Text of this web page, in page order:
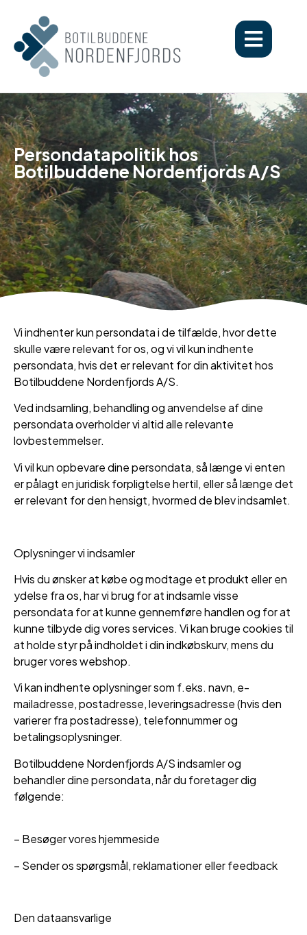
Persondatapolitik hos
Botilbuddene Nordenfjords A/S
Vi indhenter kun persondata i de tilfælde, hvor dette
skulle være relevant for os, og vi vil kun indhente
persondata, hvis det er relevant for din aktivitet hos
Botilbuddene Nordenfjords A/S.
Ved indsamling, behandling og anvendelse af dine
persondata overholder vi altid alle relevante
lovbestemmelser.
Vi vil kun opbevare dine persondata, så længe vi enten
er pålagt en juridisk forpligtelse hertil, eller så længe det
er relevant for den hensigt, hvormed de blev indsamlet.
Oplysninger vi indsamler
Hvis du ønsker at købe og modtage et produkt eller en
ydelse fra os, har vi brug for at indsamle visse
persondata for at kunne gennemføre handlen og for at
kunne tilbyde dig vores services. Vi kan bruge cookies til
at holde styr på indholdet i din indkøbskurv, mens du
bruger vores webshop.
Vi kan indhente oplysninger som f.eks. navn, e-
mailadresse, postadresse, leveringsadresse (hvis den
varierer fra postadresse), telefonnummer og
betalingsoplysninger.
Botilbuddene Nordenfjords A/S indsamler og
behandler dine persondata, når du foretager dig
følgende:
– Besøger vores hjemmeside
– Sender os spørgsmål, reklamationer eller feedback
Den dataansvarlige